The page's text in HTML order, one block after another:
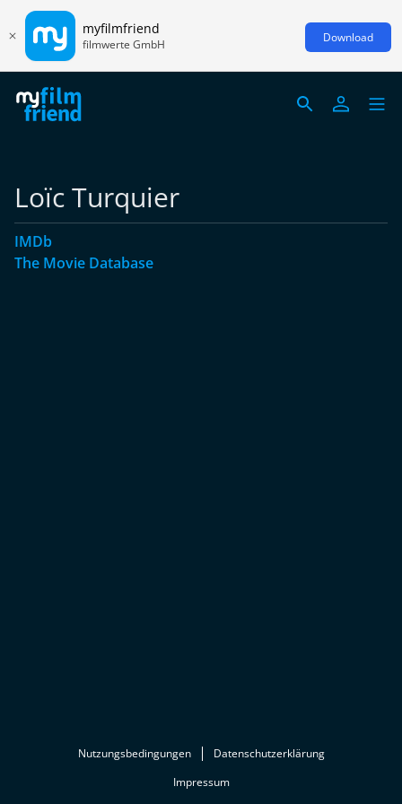
myfilmfriend
filmwerte GmbH Download
Loïc Turquier
IMDb
The Movie Database
Nutzungsbedingungen
Datenschutzerklärung
Impressum